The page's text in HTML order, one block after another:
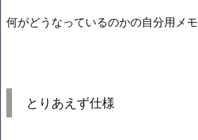
何がどうなっているのかの自分用メモ
とりあえず仕様